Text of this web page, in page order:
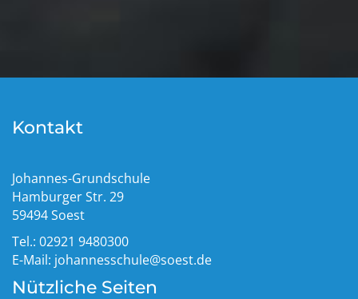
Kontakt
Johannes-Grundschule
Hamburger Str. 29
59494 Soest
Tel.: 02921 9480300
E-Mail: johannesschule@soest.de
Nützliche Seiten